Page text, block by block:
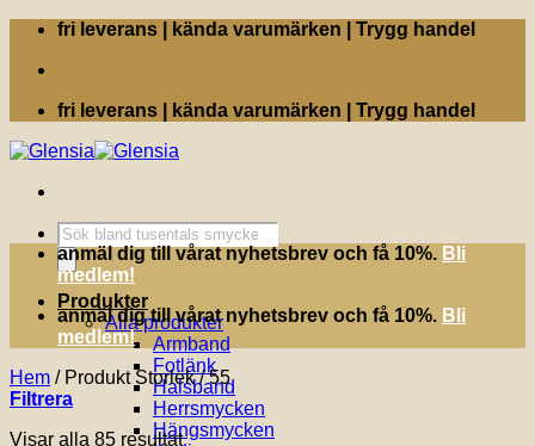
Skip
content
fri leverans | kända varumärken | Trygg handel
fri leverans | kända varumärken | Trygg handel
Produktsökning
Produkter
Alla produkter
Armband
Fotlänk
Halsband
Herrsmycken
Hängsmycken
anmäl dig till vårat nyhetsbrev och få 10%. Bli
medlem!
anmäl dig till vårat nyhetsbrev och få 10%. Bli
medlem!
Hem /Produkt Storlek/55
Filtrera
Visar alla 85 resultatSortera